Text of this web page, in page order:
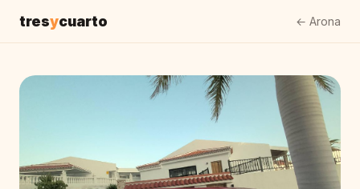
tresycuarto ← Arona